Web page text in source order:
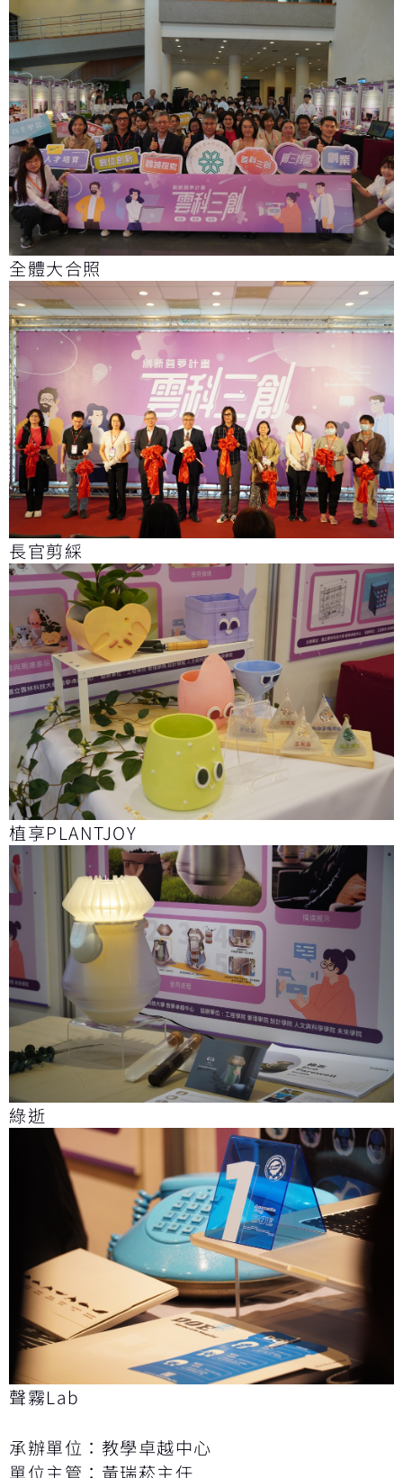
全體大合照
長官剪綵
植享PLANTJOY
綠逝
聲霧Lab
承辦單位：教學卓越中心
單位主管：黃瑞菘主任